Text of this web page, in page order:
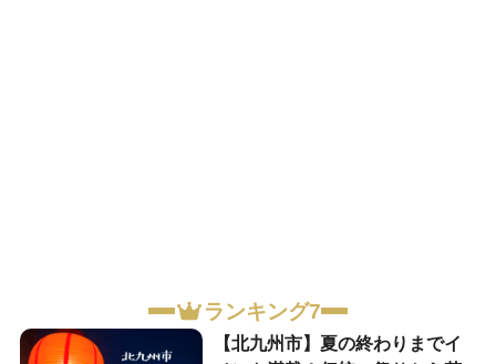
ランキング7
【北九州市】夏の終わりまでイ